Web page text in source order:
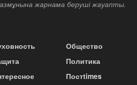
жарнама беруші жауапты.
Общество
Политика
Постtimes